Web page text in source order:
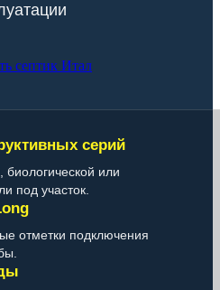
септик Итал
серий
биологической или
под участок.
отметки подключения